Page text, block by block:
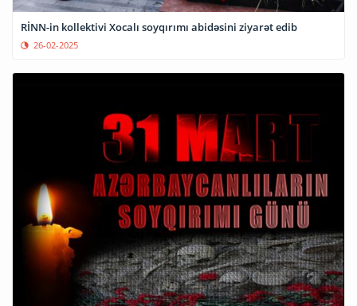
RİNN-in kollektivi Xocalı soyqırımı abidəsini ziyarət edib
26-02-2025